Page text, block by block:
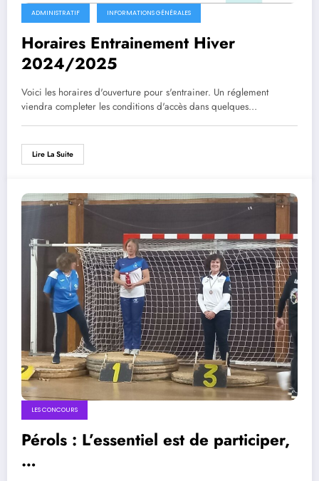
ADMINISTRATIF INFORMATIONS GÉNÉRALES
Horaires Entrainement Hiver
2024/2025
Voici les horaires d'ouverture pour s'entrainer. Un réglement
viendra completer les conditions d'accès dans quelques…
Lire La Suite
LES CONCOURS
Pérols : L’essentiel est de participer,
…